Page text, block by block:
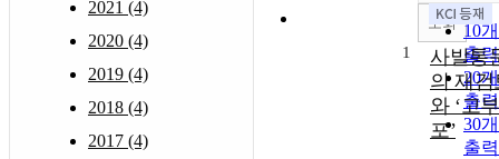
2021 (4)
2020 (4)
2019 (4)
2018 (4)
2017 (4)
10
출력
20
출력
30
출력
조회
1
사발통
의 재검
와 ‘고
포’